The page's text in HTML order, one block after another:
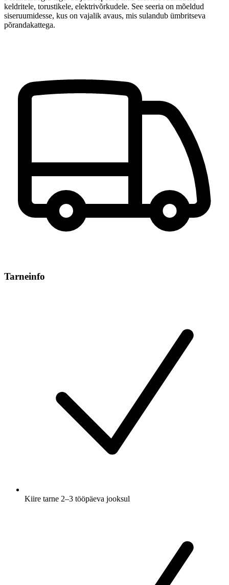
keldritele, torustikele, elektrivõrkudele. See seeria on mõeldud
siseruumidesse, kus on vajalik avaus, mis sulandub ümbritseva
põrandakattega.
Tarneinfo
Kiire tarne 2–3 tööpäeva jooksul